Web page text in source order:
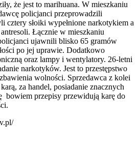
że jest to marihuana. W mieszkaniu
policjanci przeprowadzili
cztery słoiki wypełnione narkotykiem a
Łącznie w mieszkaniu
ujawnili blisko 65 gramów
po jej uprawie. Dodatkowo
oraz lampy i wentylatory. 26-letni
narkotyków. Jest to przestępstwo
wolności. Sprzedawca z kolei
za handel, posiadanie znacznych
bowiem przepisy przewidują karę do